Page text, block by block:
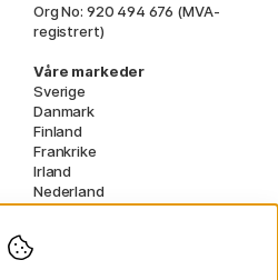
Org No: 920 494 676 (MVA-
registrert)
Våre markeder
Sverige
Danmark
Finland
Frankrike
Irland
Nederland
Tyskland